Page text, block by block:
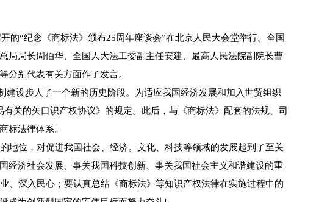
“纪念《商标法》颁布25周年座谈会”在北京人民大会堂举行。全国
局局长周伯华、全国人大法工委副主任安建、最高人民法院副院长曹
分别代表有关方面作了发言。
设步人了一个新的历史阶段。为适应我国经济发展和加入世贸组织
关的矢口识产权协议》的规定。此后，与《商标法》配套的法规、司
标法律体系。
位，对促进我国社会、经济。文化、科技等领域的发展起到了至关
经济社会发展、事关我国科技创新、事关我国社会主义和谐建设的重
、深入民心；要认真总结《商标法》等知识产权法律在实施过程中的